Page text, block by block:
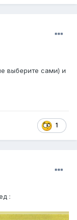
выберите сами) и
1
: